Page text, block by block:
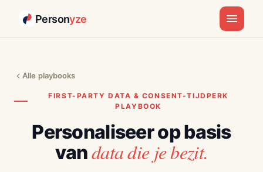
Personyze
Alle playbooks
FIRST-PARTY DATA & CONSENT-TIJDPERK
PLAYBOOK
Personaliseer op basis
vandata die je bezit.